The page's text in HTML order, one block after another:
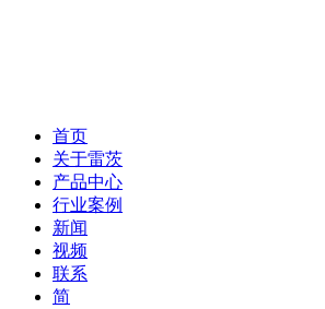
首页
关于雷茨
产品中心
行业案例
新闻
视频
联系
简